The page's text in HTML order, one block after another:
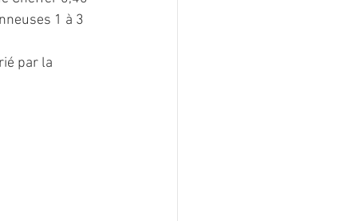
1 à 3
par la